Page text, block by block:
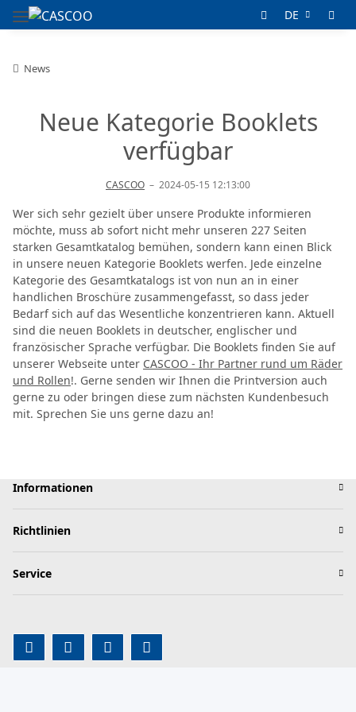
DE
News
Neue Kategorie Booklets
verfügbar
CASCOO – 2024-05-15 12:13:00
Wer sich sehr gezielt über unsere Produkte informieren
möchte, muss ab sofort nicht mehr unseren 227 Seiten
starken Gesamtkatalog bemühen, sondern kann einen Blick
in unsere neuen Kategorie Booklets werfen. Jede einzelne
Kategorie des Gesamtkatalogs ist von nun an in einer
handlichen Broschüre zusammengefasst, so dass jeder
Bedarf sich auf das Wesentliche konzentrieren kann. Aktuell
sind die neuen Booklets in deutscher, englischer und
französischer Sprache verfügbar. Die Booklets finden Sie auf
unserer Webseite unter CASCOO - Ihr Partner rund um Räder
und Rollen!. Gerne senden wir Ihnen die Printversion auch
gerne zu oder bringen diese zum nächsten Kundenbesuch
mit. Sprechen Sie uns gerne dazu an!
Informationen
Richtlinien
Service